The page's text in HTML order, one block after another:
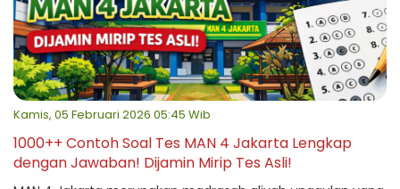
Kamis, 05 Februari 2026 05:45 Wib
1000++ Contoh Soal Tes MAN 4 Jakarta Lengkap
dengan Jawaban! Dijamin Mirip Tes Asli!